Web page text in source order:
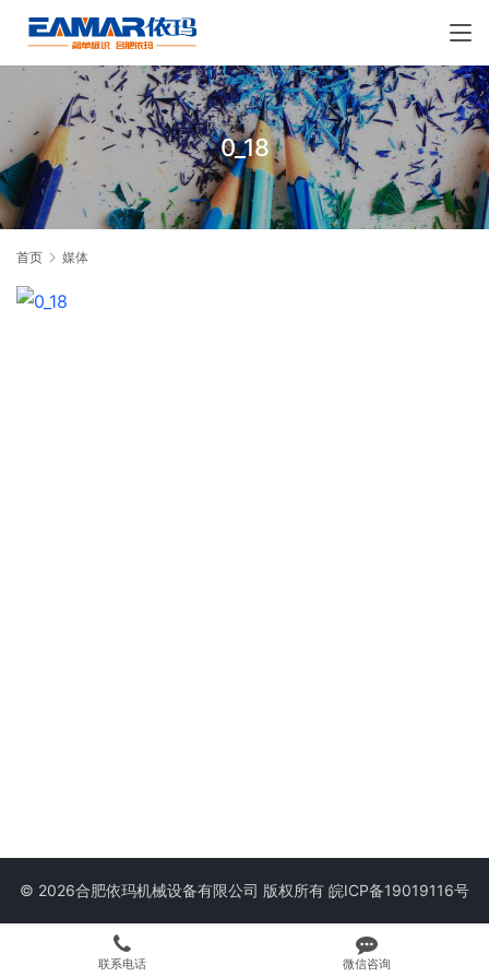
0_18
首页 媒体
© 2026合肥依玛机械设备有限公司 版权所有 皖ICP备19019116号
联系电话 微信咨询